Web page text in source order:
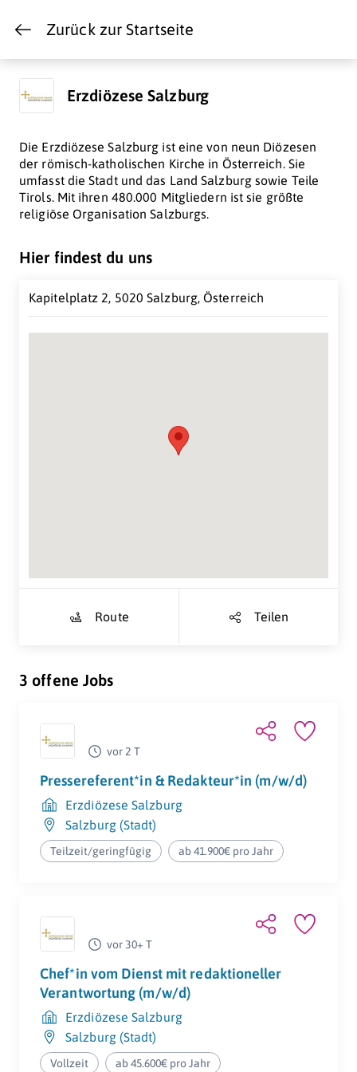
Zurück zur Startseite
Erzdiözese Salzburg
Die Erzdiözese Salzburg ist eine von neun Diözesen
der römisch-katholischen Kirche in Österreich. Sie
umfasst die Stadt und das Land Salzburg sowie Teile
Tirols. Mit ihren 480.000 Mitgliedern ist sie größte
religiöse Organisation Salzburgs.
Hier findest du uns
Kapitelplatz 2, 5020 Salzburg, Österreich
Route Teilen
3 offene Jobs
vor 2 T
Pressereferent*in & Redakteur*in (m/w/d)
Erzdiözese Salzburg
Salzburg (Stadt)
Teilzeit/geringfügig ab 41.900€ pro Jahr
vor 30+ T
Chef*in vom Dienst mit redaktioneller
Verantwortung (m/w/d)
Erzdiözese Salzburg
Salzburg (Stadt)
Vollzeit ab 45.600€ pro Jahr